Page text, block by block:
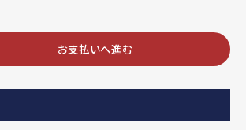
お支払いへ進む